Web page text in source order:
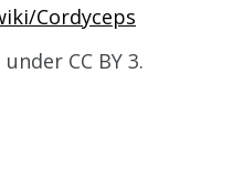
Cordyceps
CC BY 3.